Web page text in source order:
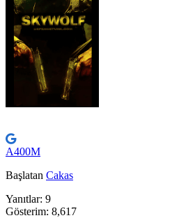
A400M
Başlatan Cakas
Yanıtlar: 9
Gösterim: 8,617